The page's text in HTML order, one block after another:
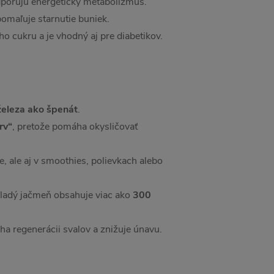
starnutie buniek.
cukru a je vhodný aj pre diabetikov.
ako špenát.
, pretože pomáha okysličovať
ale aj v smoothies, polievkach alebo
jačmeň obsahuje viac ako 300
regenerácii svalov a znižuje únavu.